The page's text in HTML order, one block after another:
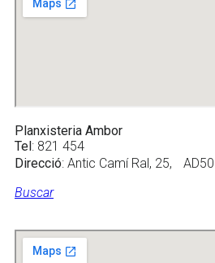
Planxisteria Ambor
Tel: 821 454
Direcció: Antic Camí Ral, 25,
Buscar